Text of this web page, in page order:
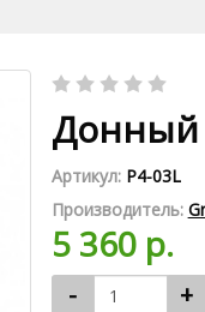
Донный
Артикул: Р4-03L
Производитель:
5 360 р.
- +